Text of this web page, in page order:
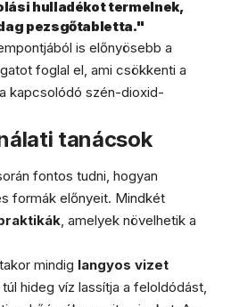
hulladékot termelnek,
pezsgőtabletta."
is előnyösebb a
foglal el, ami csökkenti a
kapcsolódó szén-dioxid-
tanácsok
fontos tudni, hogyan
formák előnyeit. Mindkét
, amelyek növelhetik a
mindig langyos vizet
hideg víz lassítja a feloldódást,